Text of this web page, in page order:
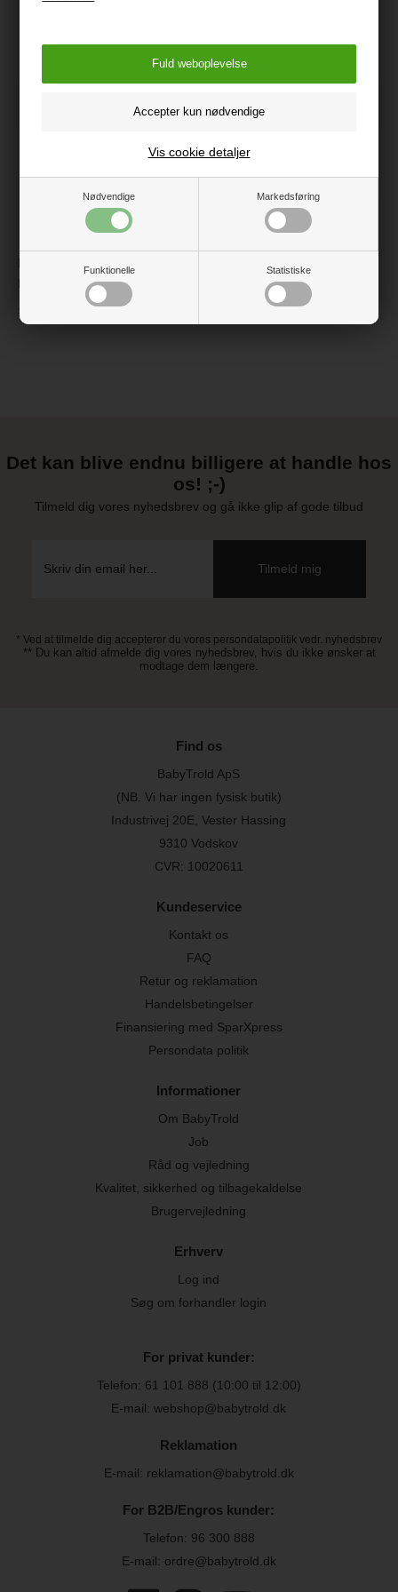
Nødvendige Markedsføring
Funktionelle Statistiske
Vis cookie detaljer
følgende produkter
Hummel Bobby Pants, Blue
Nights
Body, Coronet Blue
Det kan blive endnu billigere at handle hos
os! ;-)
Tilmeld dig vores nyhedsbrev og gå ikke glip af gode tilbud
* Ved at tilmelde dig accepterer du vores persondatapolitik vedr. nyhedsbrev
** Du kan altid afmelde dig vores nyhedsbrev, hvis du ikke ønsker at
modtage dem længere.
Find os
BabyTrold ApS
(NB. Vi har ingen fysisk butik)
Industrivej 20E, Vester Hassing
9310 Vodskov
CVR: 10020611
Kundeservice
Kontakt os
FAQ
Retur og reklamation
Handelsbetingelser
Finansiering med SparXpress
Persondata politik
Informationer
Om BabyTrold
Job
Råd og vejledning
Kvalitet, sikkerhed og tilbagekaldelse
Brugervejledning
Erhverv
Log ind
Søg om forhandler login
For privat kunder:
Telefon: 61 101 888 (10:00 til 12:00)
E-mail: webshop@babytrold.dk
Reklamation
E-mail: reklamation@babytrold.dk
For B2B/Engros kunder:
Telefon: 96 300 888
E-mail: ordre@babytrold.dk